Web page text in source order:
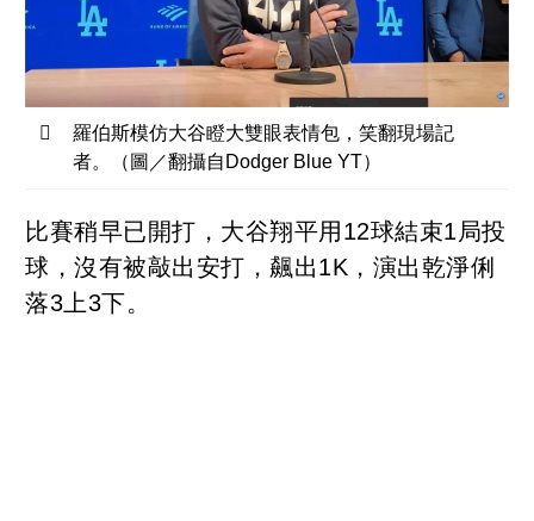
羅伯斯模仿大谷瞪大雙眼表情包，笑翻現場記
者。（圖／翻攝自Dodger Blue YT）
比賽稍早已開打，大谷翔平用12球結束1局投
球，沒有被敲出安打，飆出1K，演出乾淨俐
落3上3下。